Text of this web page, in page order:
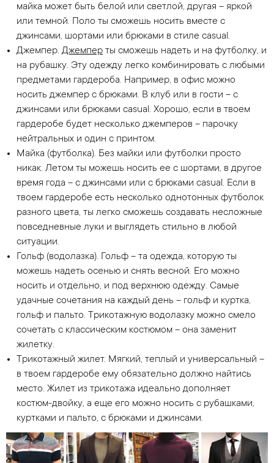
майка может быть белой или светлой, другая – яркой
или темной. Поло ты сможешь носить вместе с
джинсами, шортами или брюками в стиле casual.
Джемпер. Джемпер ты сможешь надеть и на футболку, и
на рубашку. Эту одежду легко комбинировать с любыми
предметами гардероба. Например, в офис можно
носить джемпер с брюками. В клуб или в гости – с
джинсами или брюками casual. Хорошо, если в твоем
гардеробе будет несколько джемперов – парочку
нейтральных и один с принтом.
Майка (футболка). Без майки или футболки просто
никак. Летом ты можешь носить ее с шортами, в другое
время года – с джинсами или с брюками casual. Если в
твоем гардеробе есть несколько однотонных футболок
разного цвета, ты легко сможешь создавать несложные
повседневные луки и выглядеть стильно в любой
ситуации.
Гольф (водолазка). Гольф – та одежда, которую ты
можешь надеть осенью и снять весной. Его можно
носить и отдельно, и под верхнюю одежду. Самые
удачные сочетания на каждый день – гольф и куртка,
гольф и пальто. Трикотажную водолазку можно смело
сочетать с классическим костюмом – она заменит
жилетку.
Трикотажный жилет. Мягкий, теплый и универсальный –
в твоем гардеробе ему обязательно должно найтись
место. Жилет из трикотажа идеально дополняет
костюм-двойку, а еще его можно носить с рубашками,
куртками и пальто, с брюками и джинсами.